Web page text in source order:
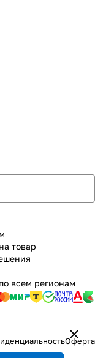
товар
всем регионам
Оферта